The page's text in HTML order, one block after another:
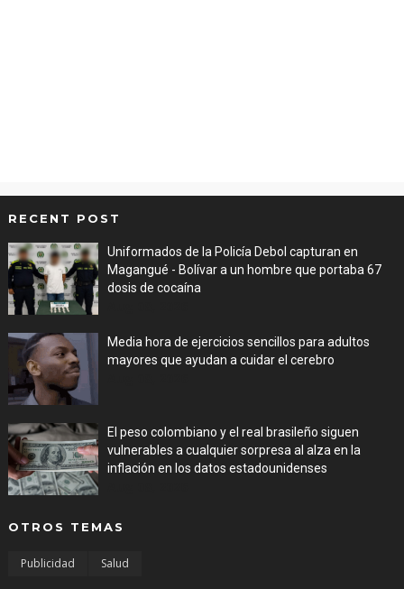
RECENT POST
Uniformados de la Policía Debol capturan en
Magangué - Bolívar a un hombre que portaba 67
dosis de cocaína
Media hora de ejercicios sencillos para adultos
mayores que ayudan a cuidar el cerebro
El peso colombiano y el real brasileño siguen
vulnerables a cualquier sorpresa al alza en la
inflación en los datos estadounidenses
OTROS TEMAS
Publicidad Salud